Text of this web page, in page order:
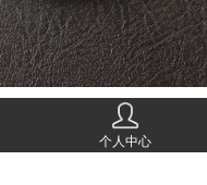
个人中心